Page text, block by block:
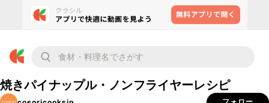
焼きパイナップル・ノンフライヤーレシピ